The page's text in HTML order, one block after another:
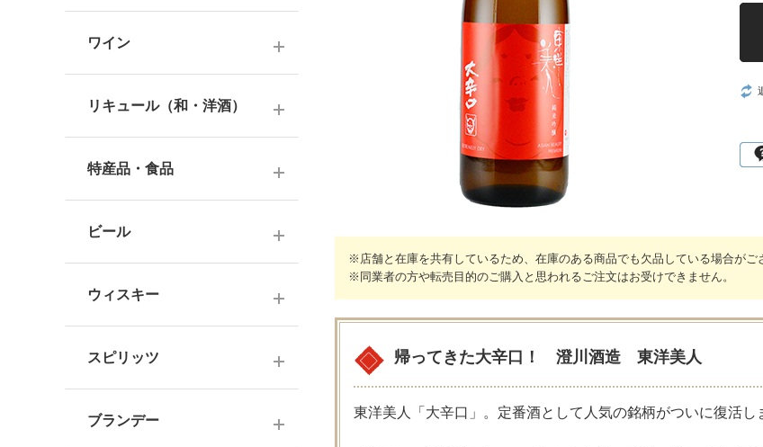
※店舗と在庫を共有しているため、在庫のある商品でも欠品している場合がご
※同業者の方や転売目的のご購入と思われるご注文はお受けできません。
帰ってきた大辛口！ 澄川酒造 東洋美人
東洋美人「大辛口」。定番酒として人気の銘柄がついに復活し
3000円台
4000円台
5000円台
大吟醸酒
純米吟醸酒
吟醸酒
普通酒
お燗酒
にごり酒・発泡・その他
芋焼酎
麦焼酎
米焼酎
黒糖焼酎
ワイン
ドイツワイン
海外産ワイン
赤ワイン
シャンパーニュ
スパークリングワイン
オレンジワイン
リキュール（和・洋酒）
果実酒・その他
シリーズで選ぶ
特産品・食品
おつまみ
健康志向・免疫力アップ
調味料
ビール
ウィスキー
その他ウイスキー
スピリッツ
ブランデー